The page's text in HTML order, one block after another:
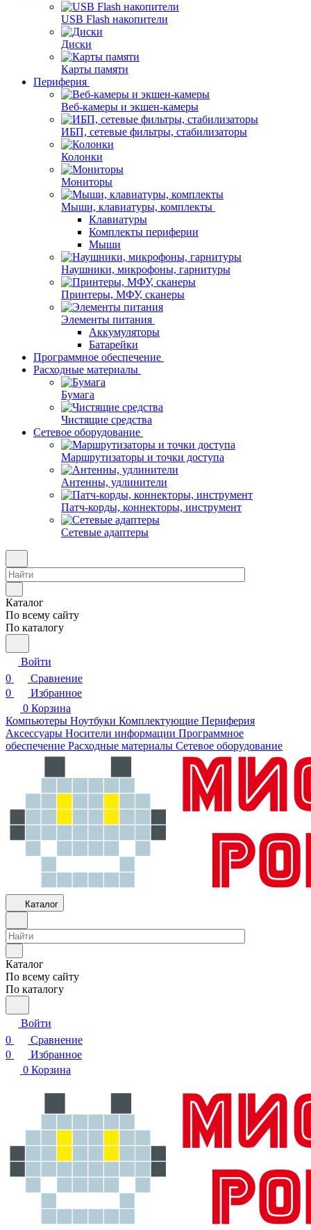
USB Flash накопители
Диски
Карты памяти
Периферия
Веб-камеры и экшен-камеры
ИБП, сетевые фильтры, стабилизаторы
Колонки
Мониторы
Мыши, клавиатуры, комплекты
Клавиатуры
Комплекты периферии
Мыши
Наушники, микрофоны, гарнитуры
Принтеры, МФУ, сканеры
Элементы питания
Аккумуляторы
Батарейки
Программное обеспечение
Расходные материалы
Бумага
Чистящие средства
Сетевое оборудование
Маршрутизаторы и точки доступа
Антенны, удлинители
Патч-корды, коннекторы, инструмент
Сетевые адаптеры
Каталог
По всему сайту
По каталогу
Войти
0
Сравнение
0
Избранное
0 Корзина
Компьютеры Ноутбуки Комплектующие Периферия
Аксессуары Носители информации Программное
обеспечение Расходные материалы Сетевое оборудование
Каталог
Каталог
По всему сайту
По каталогу
Войти
0
Сравнение
0
Избранное
0 Корзина